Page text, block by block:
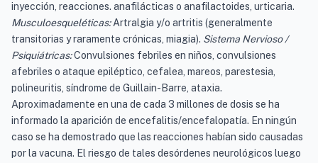
inyección, reacciones. anafilácticas o anafilactoides, urticaria.
Musculoesqueléticas:Artralgia y/o artritis (generalmente
transitorias y raramente crónicas, miagia). Sistema Nervioso /
Psiquiátricas:Convulsiones febriles en niños, convulsiones
afebriles o ataque epiléptico, cefalea, mareos, parestesia,
polineuritis, síndrome de Guillain-Barre, ataxia.
Aproximadamente en una de cada 3 millones de dosis se ha
informado la aparición de encefalitis/encefalopatía. En ningún
caso se ha demostrado que las reacciones habían sido causadas
por la vacuna. El riesgo de tales desórdenes neurológicos luego